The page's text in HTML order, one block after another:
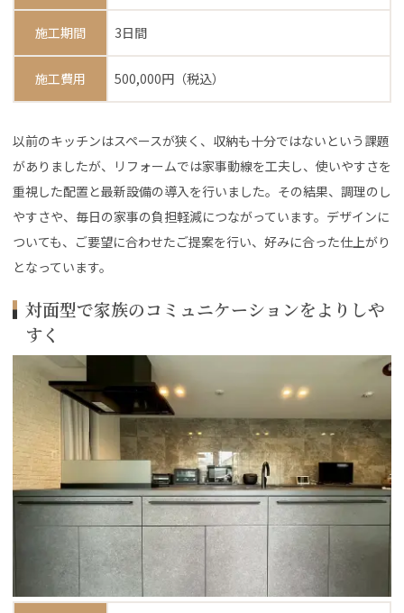
施工期間 3日間
施工費用 500,000円（税込）
以前のキッチンはスペースが狭く、収納も十分ではないという課題
がありましたが、リフォームでは家事動線を工夫し、使いやすさを
重視した配置と最新設備の導入を行いました。その結果、調理のし
やすさや、毎日の家事の負担軽減につながっています。デザインに
ついても、ご要望に合わせたご提案を行い、好みに合った仕上がり
となっています。
対面型で家族のコミュニケーションをよりしや
すく